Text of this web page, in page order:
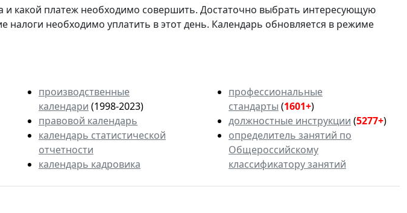
и какой платеж необходимо совершить. Достаточно выбрать интересующую
налоги необходимо уплатить в этот день. Календарь обновляется в режиме
производственные
календари (1998-2023)
правовой календарь
календарь статистической
отчетности
календарь кадровика
профессиональные
стандарты (1601+)
должностные инструкции (5277+)
определитель занятий по
Общероссийскому
классификатору занятий